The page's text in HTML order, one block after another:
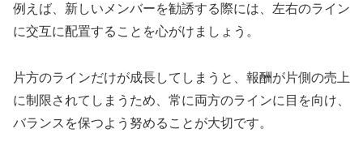
例えば、新しいメンバーを勧誘する際には、左右のライン
に交互に配置することを心がけましょう。
片方のラインだけが成長してしまうと、報酬が片側の売上
に制限されてしまうため、常に両方のラインに目を向け、
バランスを保つよう努めることが大切です。